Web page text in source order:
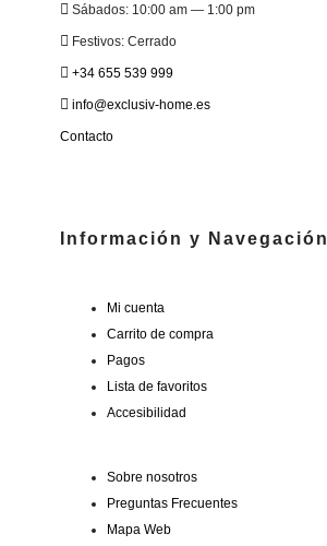
Sábados: 10:00 am — 1:00 pm
Festivos: Cerrado
+34 655 539 999
info@exclusiv-home.es
Contacto
Información y Navegación
Mi cuenta
Carrito de compra
Pagos
Lista de favoritos
Accesibilidad
Sobre nosotros
Preguntas Frecuentes
Mapa Web